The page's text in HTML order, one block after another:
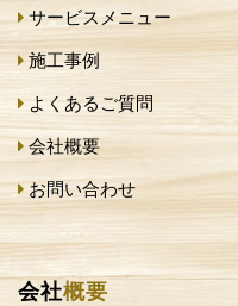
サービスメニュー
施工事例
よくあるご質問
会社概要
お問い合わせ
会社概要